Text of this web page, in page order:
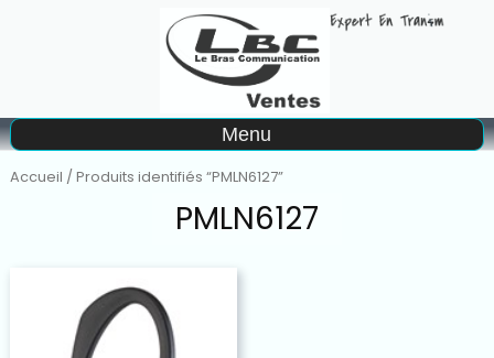
Matériel à la location
Menu
Accueil / Produits identifiés “PMLN6127”
PMLN6127